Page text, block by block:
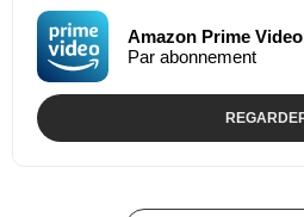
Amazon Prime Video
Par abonnement